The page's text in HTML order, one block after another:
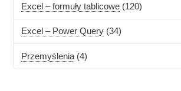
Excel – formuły tablicowe (120)
Excel – Power Query (34)
Przemyślenia (4)